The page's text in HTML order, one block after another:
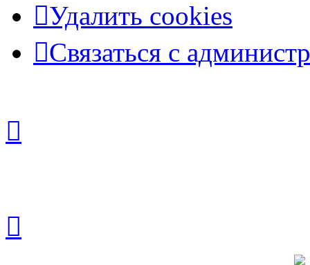
Удалить cookies
Связаться с